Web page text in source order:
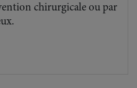
chirurgicale ou par